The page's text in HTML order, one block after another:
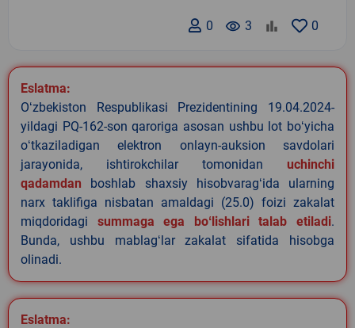
0
remove_red_eye 3
0
Eslatma:
Oʻzbekiston Respublikasi Prezidentining 19.04.2024-
yildagi PQ-162-son qaroriga asosan ushbu lot boʻyicha
oʻtkaziladigan elektron onlayn-auksion savdolari
jarayonida, ishtirokchilar tomonidan uchinchi
qadamdan boshlab shaxsiy hisobvaragʻida ularning
narx taklifiga nisbatan amaldagi (25.0) foizi zakalat
miqdoridagi summaga ega boʻlishlari talab etiladi.
Bunda, ushbu mablagʻlar zakalat sifatida hisobga
olinadi.
Eslatma: